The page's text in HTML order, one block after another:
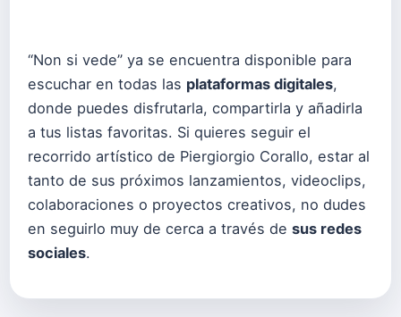
“Non si vede” ya se encuentra disponible para
escuchar en todas las plataformas digitales,
donde puedes disfrutarla, compartirla y añadirla
a tus listas favoritas. Si quieres seguir el
recorrido artístico de Piergiorgio Corallo, estar al
tanto de sus próximos lanzamientos, videoclips,
colaboraciones o proyectos creativos, no dudes
en seguirlo muy de cerca a través de sus redes
sociales.